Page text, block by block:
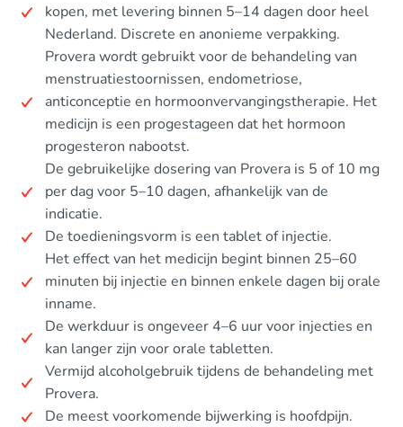
kopen, met levering binnen 5–14 dagen door heel
Nederland. Discrete en anonieme verpakking.
Provera wordt gebruikt voor de behandeling van
menstruatiestoornissen, endometriose,
anticonceptie en hormoonvervangingstherapie. Het
medicijn is een progestageen dat het hormoon
progesteron nabootst.
De gebruikelijke dosering van Provera is 5 of 10 mg
per dag voor 5–10 dagen, afhankelijk van de
indicatie.
De toedieningsvorm is een tablet of injectie.
Het effect van het medicijn begint binnen 25–60
minuten bij injectie en binnen enkele dagen bij orale
inname.
De werkduur is ongeveer 4–6 uur voor injecties en
kan langer zijn voor orale tabletten.
Vermijd alcoholgebruik tijdens de behandeling met
Provera.
De meest voorkomende bijwerking is hoofdpijn.